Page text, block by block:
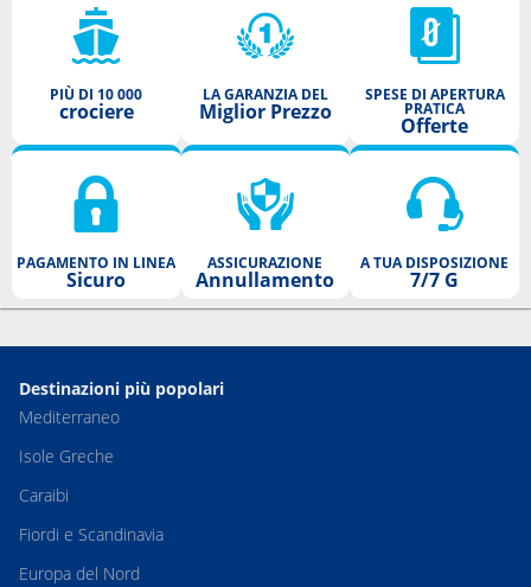
PIÙ DI 10 000
crociere
LA GARANZIA DEL
Miglior Prezzo
SPESE DI APERTURA
PRATICA
Offerte
PAGAMENTO IN LINEA
Sicuro
ASSICURAZIONE
Annullamento
A TUA DISPOSIZIONE
7/7 G
Destinazioni più popolari
Mediterraneo
Isole Greche
Caraibi
Fiordi e Scandinavia
Europa del Nord